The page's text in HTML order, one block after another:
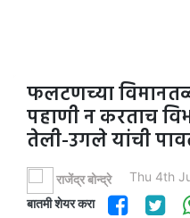
फलटणच्या
पहाणी न करताच
तेली-उगले यांची
राजेंद्र बोन्द्रे
Thu 4th
बातमी शेयर करा